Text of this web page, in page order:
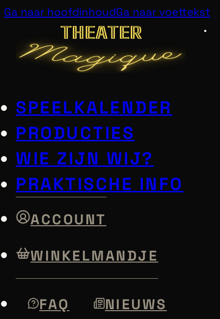
Ga naar hoofdinhoudGa naar voettekst
SPEELKALENDER
PRODUCTIES
WIE ZIJN WIJ?
PRAKTISCHE INFO
ACCOUNT
WINKELMANDJE
FAQ NIEUWS